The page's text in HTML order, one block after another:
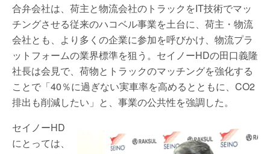
合弁会社は、荷主と物流会社のトラックをIT技術でマッ
チングさせる従来のハコベル事業を土台に、荷主・物流
会社とも、より多くの企業に参加を呼びかけ、物流プラ
ットフォームの業界標準を狙う。セイノーHDの田口義隆
社長は会見で、荷物とトラックのマッチングを強化する
ことで「40％に過ぎない実車率を高めるとともに、CO2
排出も削減したい」と、事業の公共性を強調した。
セイノーHD
にとっては、